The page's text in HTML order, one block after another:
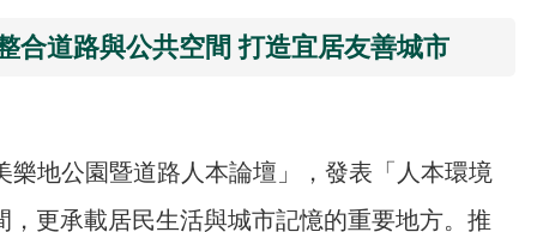
合道路與公共空間 打造宜居友善城市
地公園暨道路人本論壇」，發表「人本環境
更承載居民生活與城市記憶的重要地方。推